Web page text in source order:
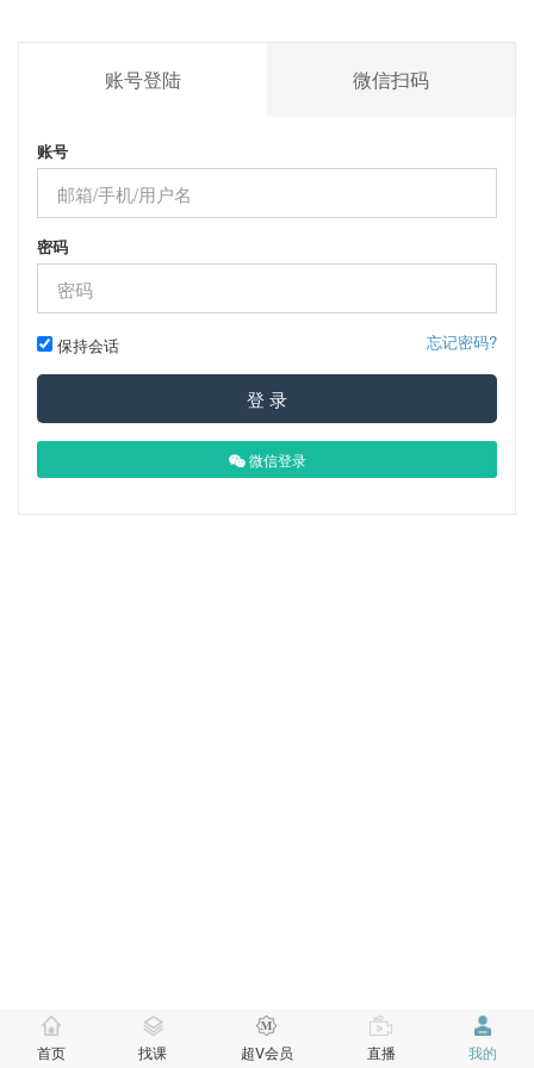
账号登陆 微信扫码
账号
密码
保持会话 忘记密码?
登 录
微信登录
首页 找课 超V会员 直播 我的